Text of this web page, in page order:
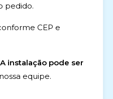
pedido.
CEP e
A instalação pode ser
equipe.